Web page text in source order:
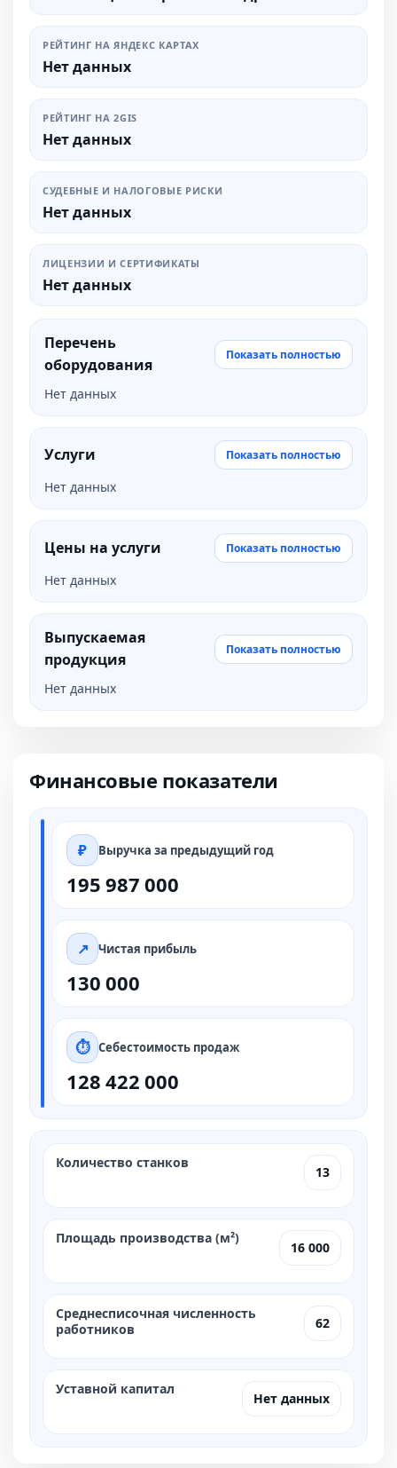
РЕЙТИНГ НА ЯНДЕКС КАРТАХ
Нет данных
РЕЙТИНГ НА 2GIS
Нет данных
СУДЕБНЫЕ И НАЛОГОВЫЕ РИСКИ
Нет данных
ЛИЦЕНЗИИ И СЕРТИФИКАТЫ
Нет данных
Перечень
оборудования
Показать полностью
Нет данных
Услуги Показать полностью
Нет данных
Цены на услуги Показать полностью
Нет данных
Выпускаемая
продукция
Показать полностью
Нет данных
Финансовые показатели
Выручка за предыдущий год
195 987 000
Чистая прибыль
130 000
Себестоимость продаж
128 422 000
Количество станков
13
Площадь производства (м²)
16 000
Среднесписочная численность
работников
62
Уставной капитал
Нет данных